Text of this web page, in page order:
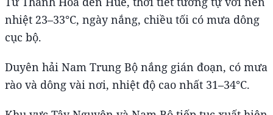
nhiệt 23–33°C, ngày nắng, chiều tối có mưa dông
cục bộ.
Duyên hải Nam Trung Bộ nắng gián đoạn, có mưa
rào và dông vài nơi, nhiệt độ cao nhất 31–34°C.